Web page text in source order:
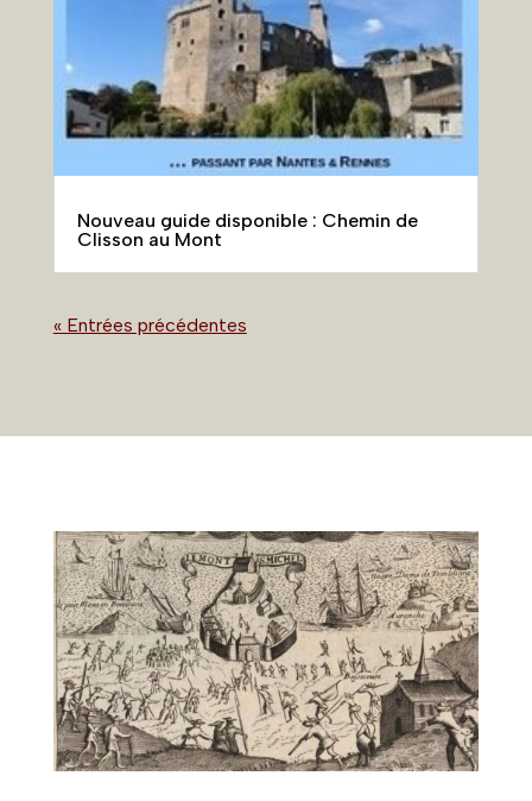
Nouveau guide disponible : Chemin de
Clisson au Mont
« Entrées précédentes